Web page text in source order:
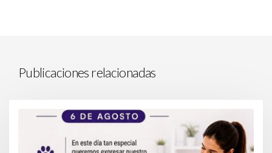
Publicaciones relacionadas